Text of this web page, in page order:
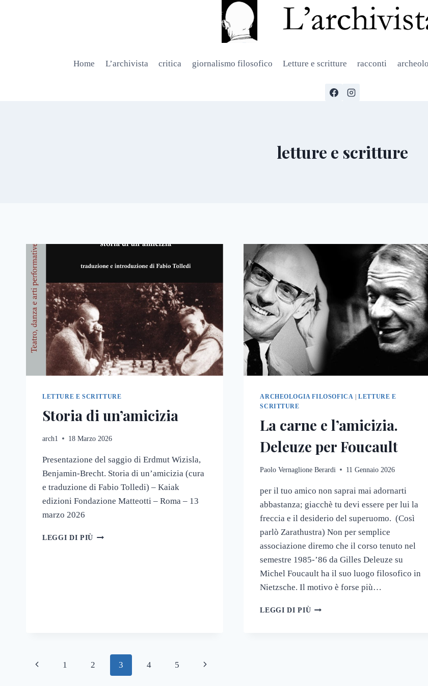
Home L’archivista critica giornalismo filosofico Letture e scritture racconti
letture e scritture
LETTURE E SCRITTURE
Storia di un’amicizia
arch1 18 Marzo 2026
Presentazione del saggio di Erdmut Wizisla,
Benjamin-Brecht. Storia di un’amicizia (cura
e traduzione di Fabio Tolledi) – Kaiak
edizioni Fondazione Matteotti – Roma – 13
marzo 2026
LEGGI DI PIÙ STORIA
ARCHEOLOGIA FILOSOFICA |LETTURE E
SCRITTURE
La carne e l’amicizia.
Deleuze per Foucault
Paolo Vernaglione Berardi 11 Gennaio 2026
per il tuo amico non saprai mai adornarti
abbastanza; giacchè tu devi essere per lui la
freccia e il desiderio del superuomo. (Così
parlò Zarathustra) Non per semplice
associazione diremo che il corso tenuto nel
semestre 1985-’86 da Gilles Deleuze su
Michel Foucault ha il suo luogo filosofico in
Nietzsche. Il motivo è forse più…
LEGGI DI PIÙLA
Navigazione
Pagina
1 2 3 4 5
Pagina